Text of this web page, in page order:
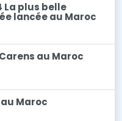
La plus belle
lancée au Maroc
au Maroc
Maroc